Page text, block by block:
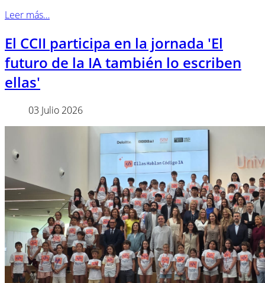
Leer más…
El CCII participa en la jornada 'El
futuro de la IA también lo escriben
ellas'
03 Julio 2026